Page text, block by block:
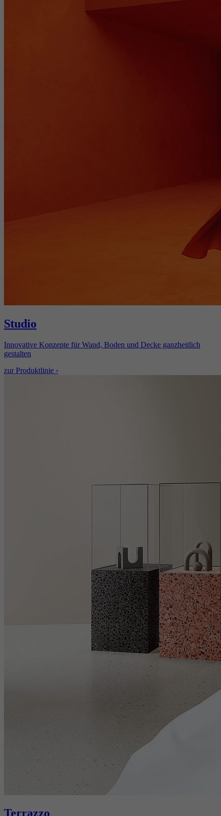
Studio
Innovative Konzepte für Wand, Boden und Decke ganzheitlich
gestalten
zur Produktlinie ›
Terrazzo